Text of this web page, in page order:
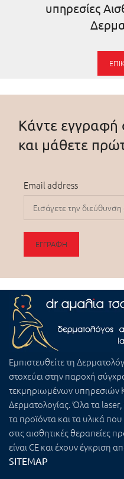
υπηρεσίες
Κάντε
και μάθετε
Email address
Εμπιστευθείτε τη
στοχεύει στην παροχή
τεκμηριωμένων υπηρεσιών
Δερματολογίας. Όλα τα
τα προϊόντα και τα υλικά
στις αισθητικές θεραπείες
είναι CE και έχουν έγκριση
SITEMAP